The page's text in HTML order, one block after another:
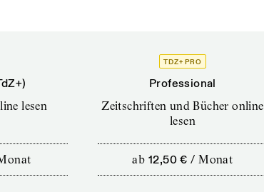
lesen
TDZ+ PRO
Professional
Zeitschriften und Bücher online
lesen
ab 12,50 € /Monat